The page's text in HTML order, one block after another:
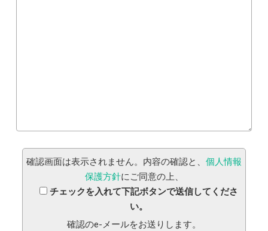
確認画面は表示されません。内容の確認と、 個人情報
保護方針にご同意の上、
チェックを入れて下記ボタンで送信してくださ
い。
確認のe-メールをお送りします。